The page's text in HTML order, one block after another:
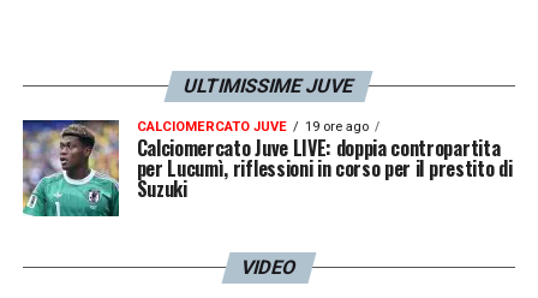
ULTIMISSIME JUVE
CALCIOMERCATO JUVE 19 ore ago
Calciomercato Juve LIVE: doppia contropartita
per Lucumì, riflessioni in corso per il prestito di
Suzuki
VIDEO